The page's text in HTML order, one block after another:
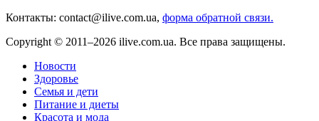
Контакты: contact@ilive.com.ua, форма обратной связи.
Copyright © 2011–2026 ilive.com.ua. Все права защищены.
Новости
Здоровье
Семья и дети
Питание и диеты
Красота и мода